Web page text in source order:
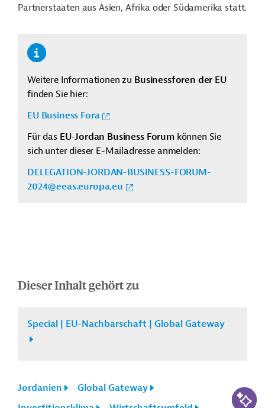
Partnerstaaten aus Asien, Afrika oder Südamerika statt.
Weitere Informationen zu Businessforen der EU
finden Sie hier:
EU Business Fora
Für das EU-Jordan Business Forumkönnen Sie
sich unter dieser E-Mailadresse anmelden:
DELEGATION-JORDAN-BUSINESS-FORUM-
2024@eeas.europa.eu
Dieser Inhalt gehört zu
Special | EU-Nachbarschaft | Global Gateway
Jordanien
Global Gateway
KI-